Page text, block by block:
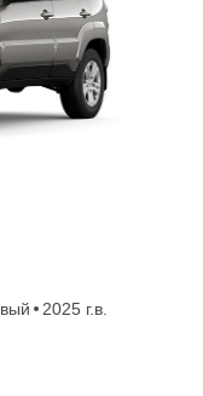
2025 г.в.